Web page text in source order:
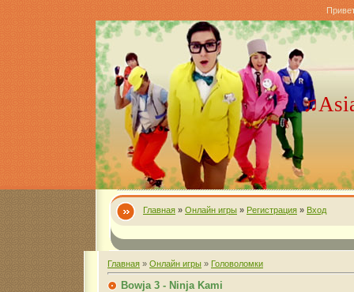
Главная » Онлайн игры » Регистрация » Вход
Главная » Онлайн игры » Головоломки
Bowja 3 - Ninja Kami